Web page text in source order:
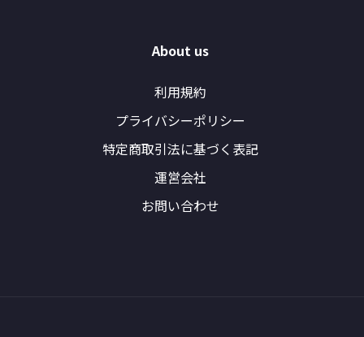
About us
利用規約
プライバシーポリシー
特定商取引法に基づく表記
運営会社
お問い合わせ